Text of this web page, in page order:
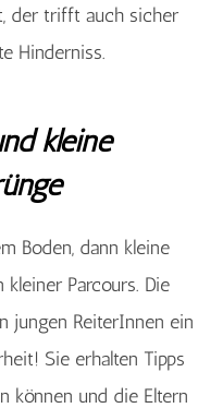
der trifft auch sicher
Hinderniss.
kleine
Boden, dann kleine
kleiner Parcours. Die
jungen ReiterInnen ein
Sie erhalten Tipps
können und die Eltern